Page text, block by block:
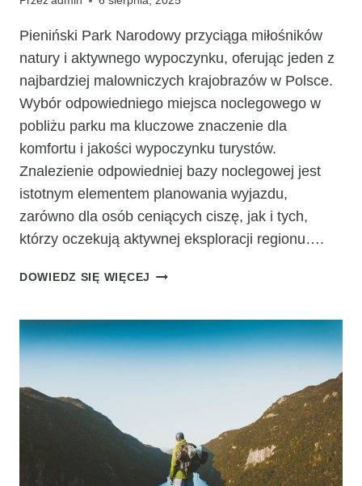
Pieniński Park Narodowy przyciąga miłośników
natury i aktywnego wypoczynku, oferując jeden z
najbardziej malowniczych krajobrazów w Polsce.
Wybór odpowiedniego miejsca noclegowego w
pobliżu parku ma kluczowe znaczenie dla
komfortu i jakości wypoczynku turystów.
Znalezienie odpowiedniej bazy noclegowej jest
istotnym elementem planowania wyjazdu,
zarówno dla osób ceniących ciszę, jak i tych,
którzy oczekują aktywnej eksploracji regionu….
DOWIEDZ SIĘ WIĘCEJ GDZIE
POBLIŻU
PIENIŃSKIEGO